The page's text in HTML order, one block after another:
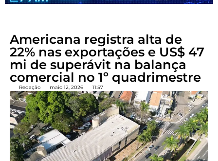
Americana registra alta de
22% nas exportações e US$ 47
mi de superávit na balança
comercial no 1º quadrimestre
Redação maio 12, 2026 11:57